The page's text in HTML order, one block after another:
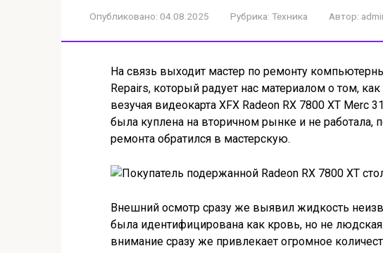
Опубликовано: 04.08.2025 Рубрика: Техника Автор:
На связь выходит мастер по ремонту
Repairs, который радует нас материалом о том,
везучая видеокарта XFX Radeon RX 7800 XT Merc
была куплена на вторичном рынке и не работала,
ремонта обратился в мастерскую.
Внешний осмотр сразу же выявил жидкость
была идентифицирована как кровь, но не
внимание сразу же привлекает огромное